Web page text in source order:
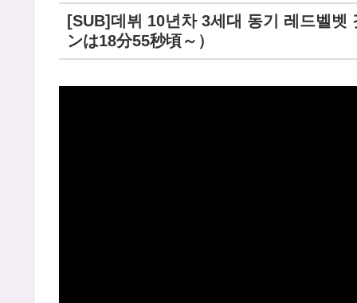
[SUB]데뷔 10년차 3세대 동기 레드벨
ンは18分55秒頃～）